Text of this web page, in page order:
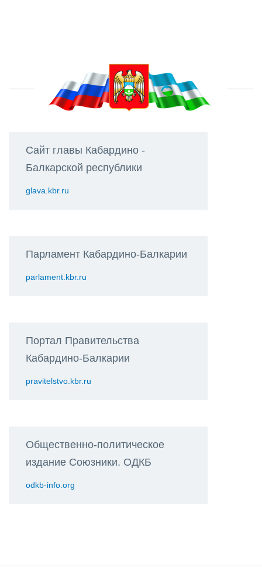
Сайт главы Кабардино -
Балкарской республики
glava.kbr.ru
Парламент Кабардино-Балкарии
parlament.kbr.ru
Портал Правительства
Кабардино-Балкарии
pravitelstvo.kbr.ru
Общественно-политическое
издание Союзники. ОДКБ
odkb-info.org